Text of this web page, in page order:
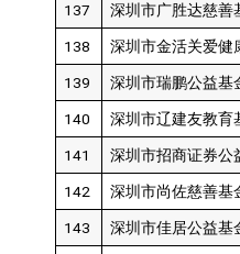
137 深圳市广胜达慈善
138 深圳市金活关爱健
139 深圳市瑞鹏公益基
140 深圳市辽建友教育
141 深圳市招商证券公
142 深圳市尚佐慈善基
143 深圳市佳居公益基